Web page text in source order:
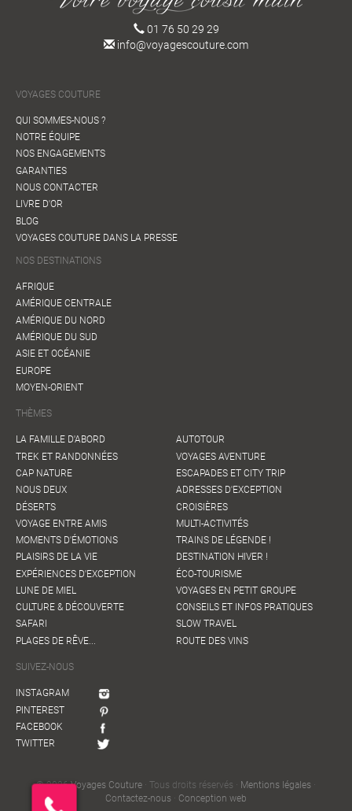
01 76 50 29 29
info@voyagescouture.com
VOYAGES COUTURE
QUI SOMMES-NOUS ?
NOTRE ÉQUIPE
NOS ENGAGEMENTS
GARANTIES
NOUS CONTACTER
LIVRE D'OR
BLOG
VOYAGES COUTURE DANS LA PRESSE
NOS DESTINATIONS
AFRIQUE
AMÉRIQUE CENTRALE
AMÉRIQUE DU NORD
AMÉRIQUE DU SUD
ASIE ET OCÉANIE
EUROPE
MOYEN-ORIENT
THÈMES
LA FAMILLE D'ABORD
TREK ET RANDONNÉES
CAP NATURE
NOUS DEUX
DÉSERTS
VOYAGE ENTRE AMIS
MOMENTS D'ÉMOTIONS
PLAISIRS DE LA VIE
EXPÉRIENCES D'EXCEPTION
LUNE DE MIEL
CULTURE & DÉCOUVERTE
SAFARI
PLAGES DE RÊVE...
AUTOTOUR
VOYAGES AVENTURE
ESCAPADES ET CITY TRIP
ADRESSES D'EXCEPTION
CROISIÈRES
MULTI-ACTIVITÉS
TRAINS DE LÉGENDE !
DESTINATION HIVER !
ÉCO-TOURISME
VOYAGES EN PETIT GROUPE
CONSEILS ET INFOS PRATIQUES
SLOW TRAVEL
ROUTE DES VINS
SUIVEZ-NOUS
INSTAGRAM
PINTEREST
FACEBOOK
TWITTER
© 2026Voyages Couture · Tous droits réservés · Mentions légales ·
Contactez-nous · Conception web